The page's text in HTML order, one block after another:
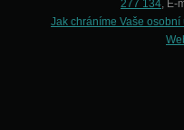
277 134, E-
Jak chráníme Vaše osobní